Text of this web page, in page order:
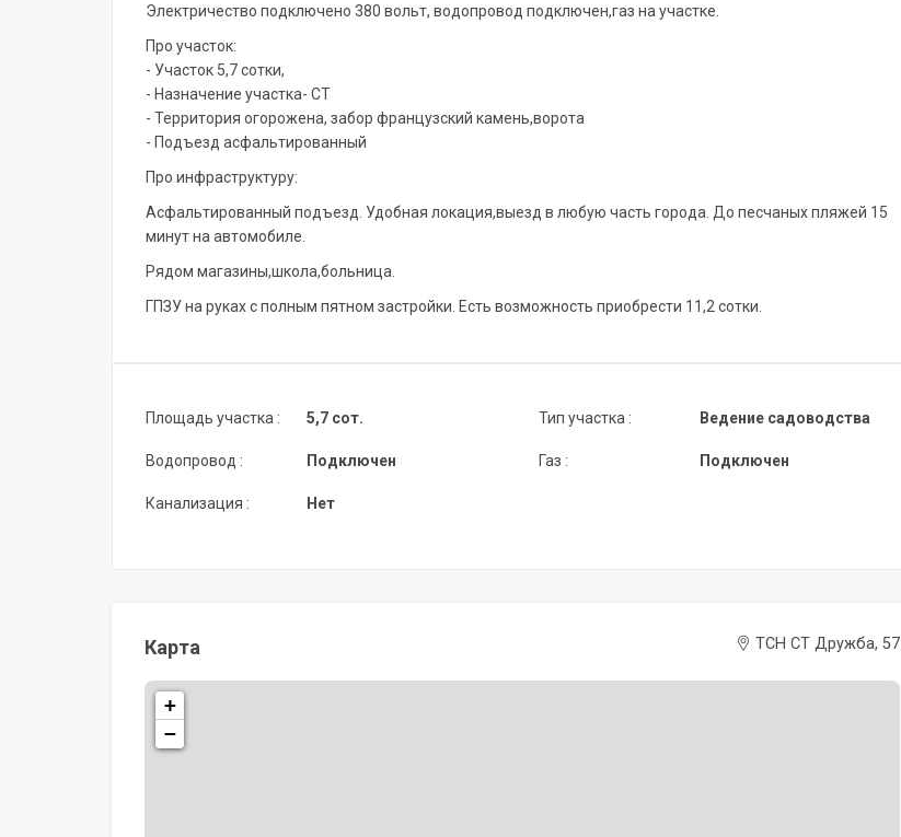
Электричество подключено 380 вольт, водопровод подключен,газ на участке.
Про участок:
- Участок 5,7 сотки,
- Назначение участка- СТ
- Территория огорожена, забор французский камень,ворота
- Подъезд асфальтированный
Про инфраструктуру:
Асфальтированный подъезд. Удобная локация,выезд в любую часть города. До песчаных пляжей 15
минут на автомобиле.
Рядом магазины,школа,больница.
ГПЗУ на руках с полным пятном застройки. Есть возможность приобрести 11,2 сотки.
Площадь участка :
Водопровод :
Канализация :
5,7 сот.
Подключен
Нет
Тип участка :
Газ :
Ведение садоводства
Подключен
Карта ТСН СТ Дружба, 57
+
−